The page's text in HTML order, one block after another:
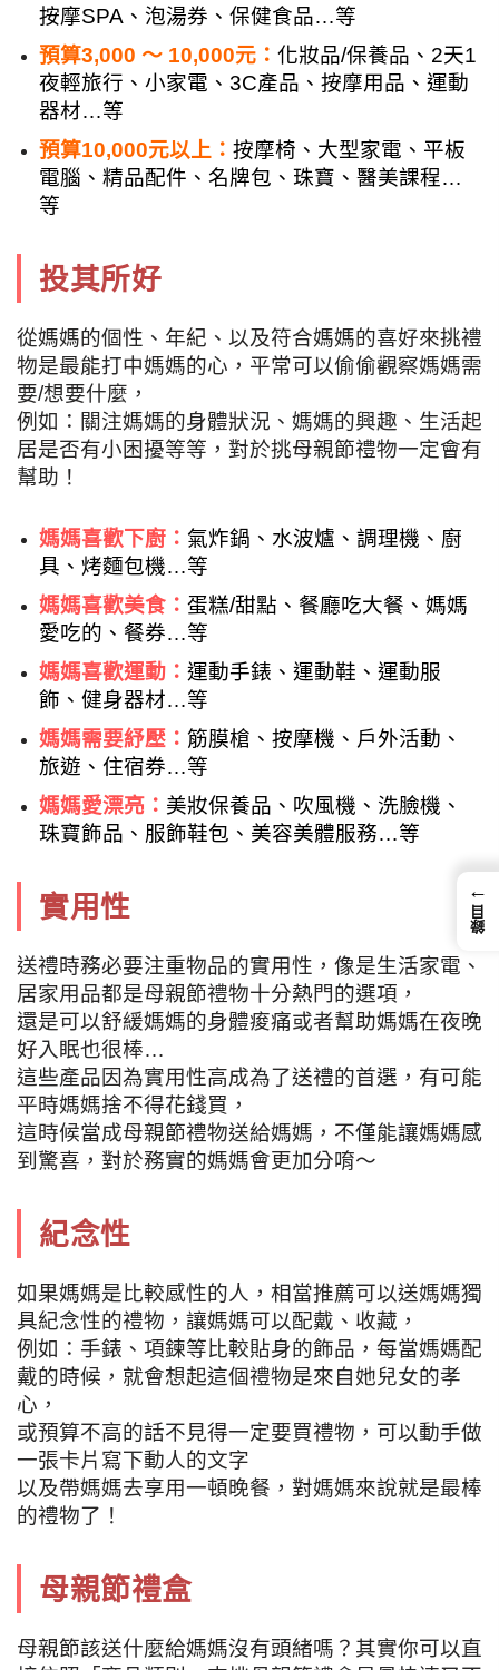
按摩SPA、泡湯券、保健食品…等
預算3,000 ～ 10,000元： 化妝品/保養品、2天1
夜輕旅行、小家電、3C產品、按摩用品、運動
器材…等
預算10,000元以上： 按摩椅、大型家電、平板
電腦、精品配件、名牌包、珠寶、醫美課程…
等
投其所好
從媽媽的個性、年紀、以及符合媽媽的喜好來挑禮
物是最能打中媽媽的心，平常可以偷偷觀察媽媽需
要/想要什麼，
例如：關注媽媽的身體狀況、媽媽的興趣、生活起
居是否有小困擾等等，對於挑母親節禮物一定會有
幫助！
媽媽喜歡下廚： 氣炸鍋、水波爐、調理機、廚
具、烤麵包機…等
媽媽喜歡美食： 蛋糕/甜點、餐廳吃大餐、媽媽
愛吃的、餐券…等
媽媽喜歡運動： 運動手錶、運動鞋、運動服
飾、健身器材…等
媽媽需要紓壓： 筋膜槍、按摩機、戶外活動、
旅遊、住宿券…等
媽媽愛漂亮： 美妝保養品、吹風機、洗臉機、
珠寶飾品、服飾鞋包、美容美體服務…等
實用性
送禮時務必要注重物品的實用性，像是生活家電、
居家用品都是母親節禮物十分熱門的選項，
還是可以舒緩媽媽的身體痠痛或者幫助媽媽在夜晚
好入眠也很棒…
這些產品因為實用性高成為了送禮的首選，有可能
平時媽媽捨不得花錢買，
這時候當成母親節禮物送給媽媽，不僅能讓媽媽感
到驚喜，對於務實的媽媽會更加分唷～
紀念性
如果媽媽是比較感性的人，相當推薦可以送媽媽獨
具紀念性的禮物，讓媽媽可以配戴、收藏，
例如：手錶、項鍊等比較貼身的飾品，每當媽媽配
戴的時候，就會想起這個禮物是來自她兒女的孝
心，
或預算不高的話不見得一定要買禮物，可以動手做
一張卡片寫下動人的文字
以及帶媽媽去享用一頓晚餐，對媽媽來說就是最棒
的禮物了！
母親節禮盒
母親節該送什麼給媽媽沒有頭緒嗎？其實你可以直
←
錄目